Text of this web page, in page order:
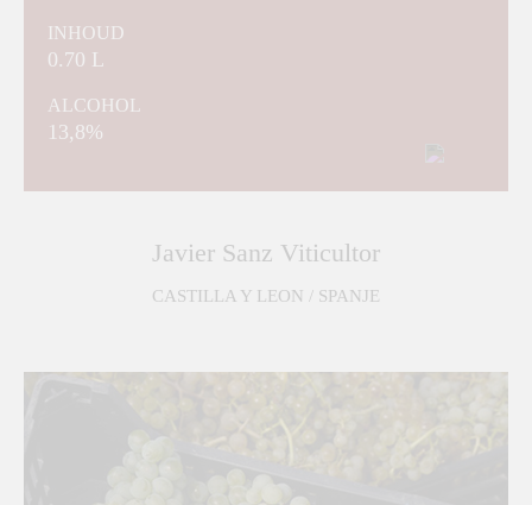
INHOUD
0.70 L
ALCOHOL
13,8%
Javier Sanz Viticultor
CASTILLA Y LEON / SPANJE